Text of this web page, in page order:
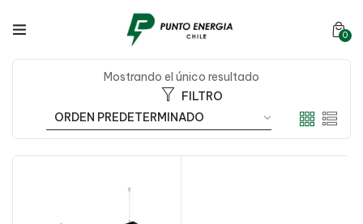
0
Mostrando el único resultado
FILTRO